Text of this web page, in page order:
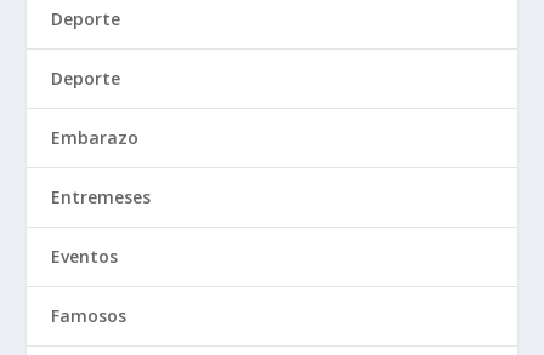
Deporte
Deporte
Embarazo
Entremeses
Eventos
Famosos